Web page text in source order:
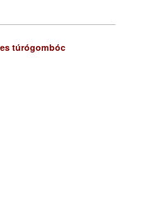
túrógombóc